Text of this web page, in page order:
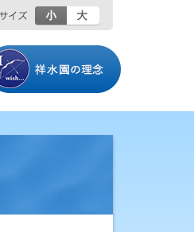
小